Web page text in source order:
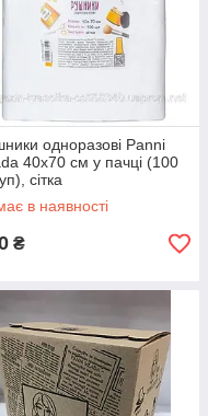
одноразові Panni
40х70 см у пачці (100
сітка
в наявності
₴